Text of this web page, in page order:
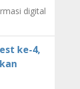
digital
ke-4,